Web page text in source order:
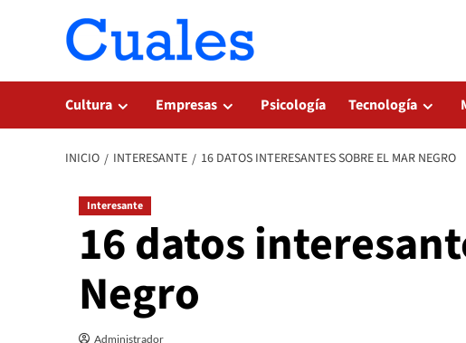
Cultura Empresas Psicología Tecnología
INICIO INTERESANTE 16 DATOS INTERESANTES SOBRE EL MAR NEGRO
Interesante
16 datos
Negro
Administrador